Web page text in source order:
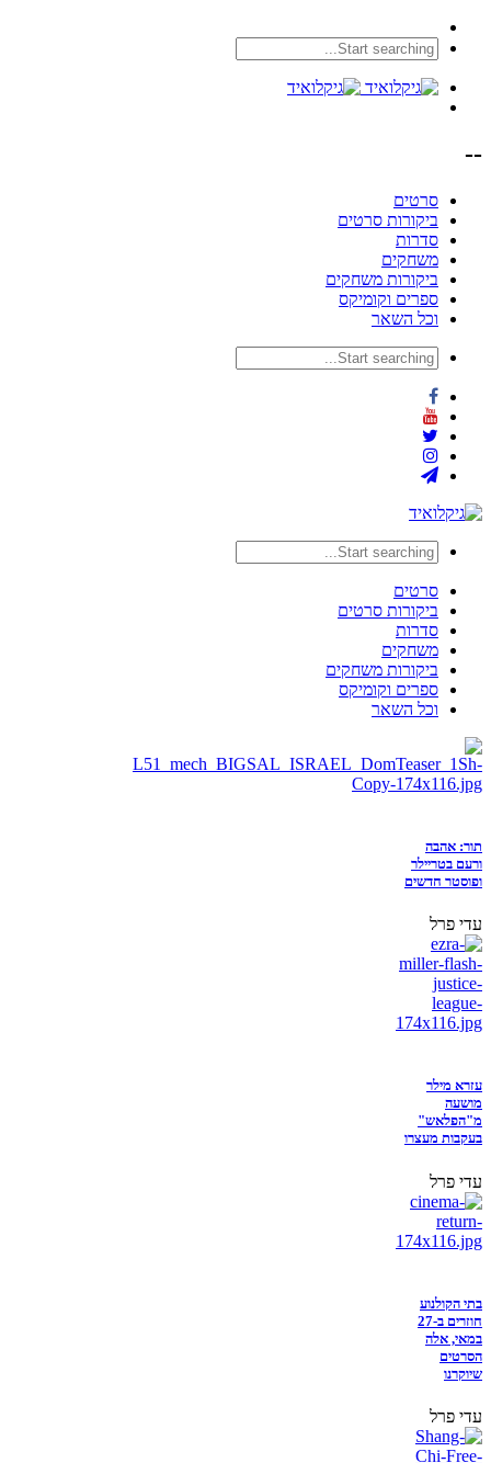
--
סרטים
ביקורות סרטים
סדרות
משחקים
ביקורות משחקים
ספרים וקומיקס
וכל השאר
סרטים
ביקורות סרטים
סדרות
משחקים
ביקורות משחקים
ספרים וקומיקס
וכל השאר
תור: אהבה
ורעם בטריילר
ופוסטר חדשים
עדי פרל
עזרא מילר
מושעה
מ"הפלאש"
בעקבות מעצרו
עדי פרל
בתי הקולנוע
חוזרים ב-27
במאי, אלה
הסרטים
שיוקרנו
עדי פרל